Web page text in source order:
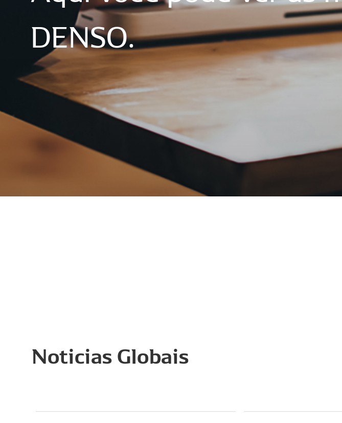
DENSO.
Noticias Globais